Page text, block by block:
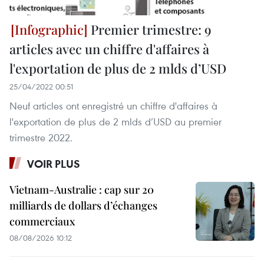
Premier trimestre: 9
articles avec un chiffre d'affaires à
l'exportation de plus de 2 mlds d’USD
25/04/2022 00:51
Neuf articles ont enregistré un chiffre d'affaires à
l'exportation de plus de 2 mlds d’USD au premier
trimestre 2022.
VOIR PLUS
Vietnam-Australie : cap sur 20
milliards de dollars d’échanges
commerciaux
08/08/2026 10:12